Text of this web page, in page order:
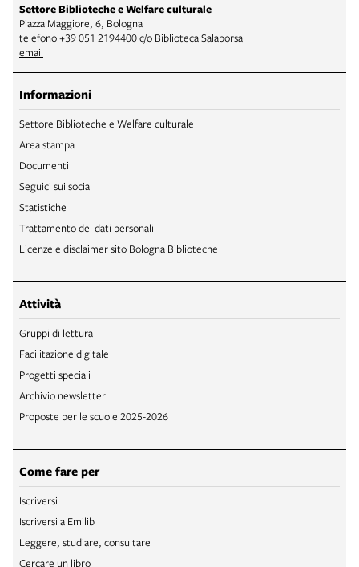
Settore Biblioteche e Welfare culturale
Piazza Maggiore, 6, Bologna
telefono+39 051 2194400 c/o Biblioteca Salaborsa
email
Informazioni
Settore Biblioteche e Welfare culturale
Area stampa
Documenti
Seguici sui social
Statistiche
Trattamento dei dati personali
Licenze e disclaimer sito Bologna Biblioteche
Attività
Gruppi di lettura
Facilitazione digitale
Progetti speciali
Archivio newsletter
Proposte per le scuole 2025-2026
Come fare per
Iscriversi
Iscriversi a Emilib
Leggere, studiare, consultare
Cercare un libro